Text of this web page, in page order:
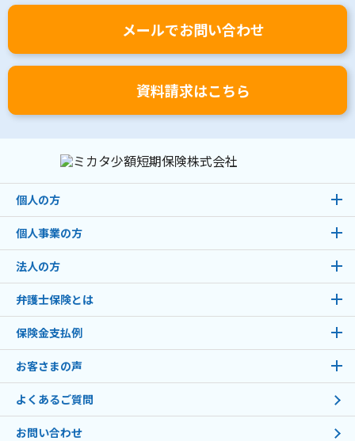
メールでお問い合わせ
資料請求はこちら
個人の方
個人事業の方
法人の方
弁護士保険とは
保険金支払例
お客さまの声
よくあるご質問
お問い合わせ